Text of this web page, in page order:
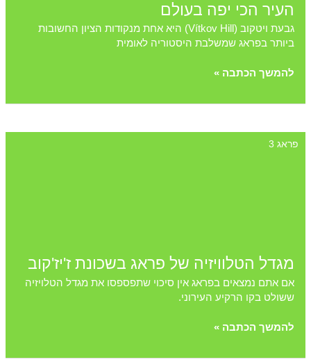
העיר הכי יפה בעולם
גבעת ויטקוב (Vítkov Hill) היא אחת מנקודות הציון החשובות
ביותר בפראג שמשלבת היסטוריה לאומית
גבעת
היסטוריה
אדריכלות
מרהיבה
להמשך הכתבה »
מגדל הטלוויזיה של פראג בשכונת ז'יז'קוב
פראג 3
אם אתם נמצאים בפראג אין סיכוי שתפספסו את מגדל הטלויזיה
ששולט בקו הרקיע העירוני.
מגדל
של
להמשך הכתבה »